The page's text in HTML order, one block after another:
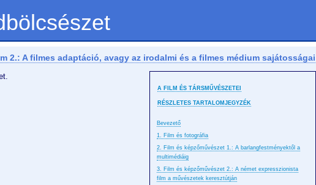
2.: A filmes adaptáció, avagy az irodalmi és a filmes médium sajátosságai
A FILM ÉS TÁRSMŰVÉSZETEI
RÉSZLETES TARTALOMJEGYZÉK
Bevezető
1. Film és fotográfia
2. Film és képzőművészet 1.: A barlangfestményektől a
multimédiáig
3. Film és képzőművészet 2.: A német expresszionista
film a művészetek keresztútján